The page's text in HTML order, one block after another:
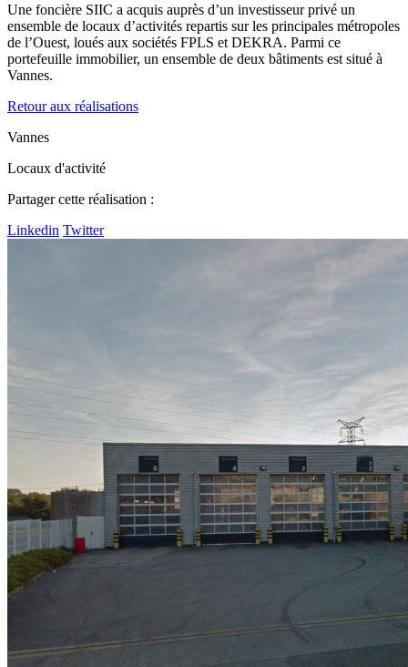
Une foncière SIIC a acquis auprès d’un investisseur privé un
ensemble de locaux d’activités repartis sur les principales métropoles
de l’Ouest, loués aux sociétés FPLS et DEKRA. Parmi ce
portefeuille immobilier, un ensemble de deux bâtiments est situé à
Vannes.
Retour aux réalisations
Vannes
Locaux d'activité
Partager cette réalisation :
Linkedin Twitter